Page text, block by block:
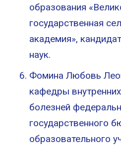
образования
государственная
академия»,
наук.
Фомина Любовь
кафедры
болезней
государственного
образовательного